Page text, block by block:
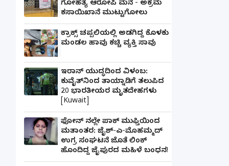
ಗೋಹತ್ಯೆ ಆರೋಪಿ ಮನೆ - ಅಕ್ರಮ
ಕಸಾಯಿಖಾನೆ ಮುಟ್ಟುಗೋಲು
ಕ್ರಾಕ್ಸ್ ಚಪ್ಪಲಿಯಲ್ಲಿ ಅಡಗಿದ್ದ ಕೊಳಕು
ಮಂಡಲ ಹಾವು ಕಚ್ಚಿ ವ್ಯಕ್ತಿ ಸಾವು
ಇರಾನ್ ಯುದ್ಧದಿಂದ ವಿಳಂಬ:
ಕುವೈತ್‌ನಿಂದ ತಾಯ್ನಾಡಿಗೆ ತಲುಪಿದ
20 ಭಾರತೀಯರ ಮೃತದೇಹಗಳು
[Kuwait]
ಫೋನ್ ನಲ್ಲೇ ಪಾಕ್ ಮುಫ್ತಿಯಿಂದ
ಮತಾಂತರ: ಜೈಶ್-ಎ-ಮೊಹಮ್ಮದ್
ಉಗ್ರ ಸಂಘಟನೆ ಜೊತೆ ಲಿಂಕ್
ಹೊಂದಿದ್ದ ಜೈಪುರದ ಮಹಿಳೆ ಬಂಧನ!